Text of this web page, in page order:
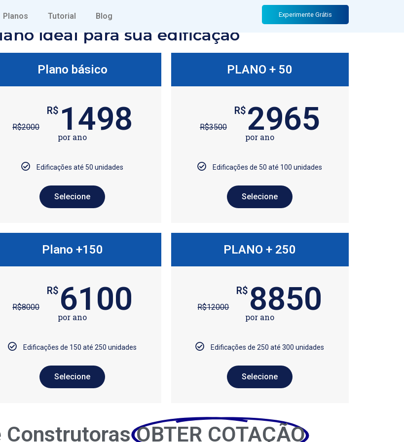
Planos Tutorial Blog Experimente Grátis
ideal para sua edificação
Plano básico
R$2000
R$ 1498
por ano
Edificações até 50 unidades
Selecione
Plano +150
R$8000
R$ 6100
por ano
Edificações de 150 até 250 unidades
Selecione
PLANO + 50
R$3500
R$ 2965
por ano
Edificações de 50 até 100 unidades
Selecione
PLANO + 250
R$12000
R$ 8850
por ano
Edificações de 250 até 300 unidades
Selecione
ConstrutorasOBTER COTAÇÃO